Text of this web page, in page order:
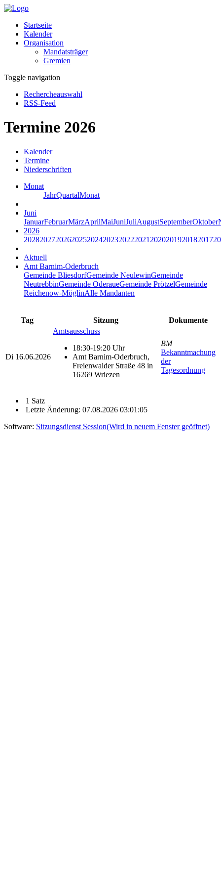
Startseite
Kalender
Organisation
Mandatsträger
Gremien
Toggle navigation
Rechercheauswahl
RSS-Feed
Termine 2026
Kalender
Termine
Niederschriften
Monat
JahrQuartalMonat
Juni
JanuarFebruarMärzAprilMaiJuniJuliAugustSeptemberOktober
2026
20282027202620252024202320222021 2020201920182017
Aktuell
Amt Barnim-Oderbruch
Gemeinde BliesdorfGemeinde NeulewinGemeinde
NeutrebbinGemeinde OderaueGemeinde PrötzelGemeinde
Reichenow-MöglinAlle Mandanten
Tag Sitzung Dokumente
Di 16.06.2026
Amtsausschuss
18:30-19:20 Uhr
Amt Barnim-Oderbruch,
Freienwalder Straße 48 in
16269 Wriezen
BM
Bekanntmachung
der
Tagesordnung
1 Satz
Letzte Änderung: 07.08.2026 03:01:05
Software: Sitzungsdienst Session(Wird in neuem Fenster geöffnet)